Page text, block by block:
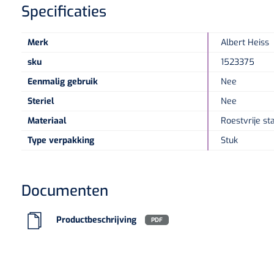
Specificaties
Merk
Albert Heiss
sku
1523375
Eenmalig gebruik
Nee
Steriel
Nee
Materiaal
Roestvrije
Type verpakking
Stuk
Documenten
Productbeschrijving PDF